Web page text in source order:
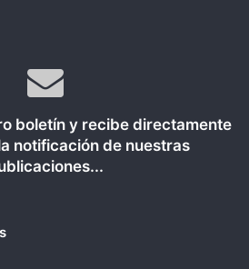
boletín y recibe directamente
notificación de nuestras